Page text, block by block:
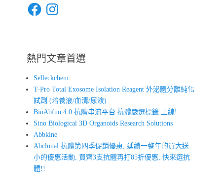
FacebookInstagram
熱門文章首選
Selleckchem
T-Pro Total Exosome Isolation Reagent 外泌體分離純化
試劑 (培養液/血清/尿液)
BioAbfun 4.0 抗體串流平台 抗體嚴選標籤 上線!
Sino Biological 3D Organoids Research Solutions
Abbkine
Abclonal 抗體第四季促銷優惠, 延續一整年的買大送
小的優惠活動, 買齊3支抗體再打85折優惠, 快來選抗
體!!